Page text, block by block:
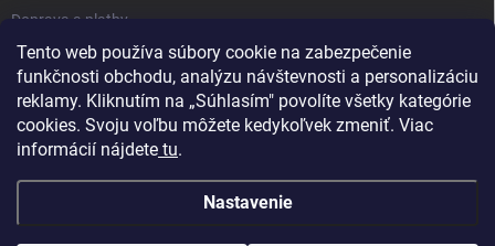
Tento web používa súbory cookie na zabezpečenie
funkčnosti obchodu, analýzu návštevnosti a personalizáciu
reklamy. Kliknutím na „Súhlasím" povolíte všetky kategórie
cookies. Svoju voľbu môžete kedykoľvek zmeniť. Viac
informácií nájdete tu.
Nastavenie
Doprava a platby
Obchodné podmienky
Reklamačný poriadok
Vrátenie tovaru
Kontakty